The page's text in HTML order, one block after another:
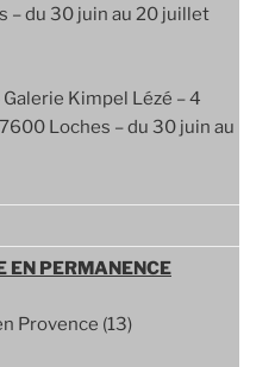
– du 30 juin au 20 juillet
Kimpel Lézé – 4
Loches – du 30 juin au
EN PERMANENCE
Provence (13)